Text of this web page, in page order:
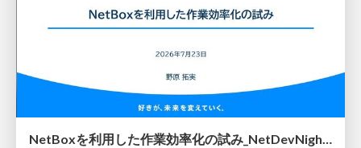
NetBoxを利用した作業効率化の試み_NetDevNight4